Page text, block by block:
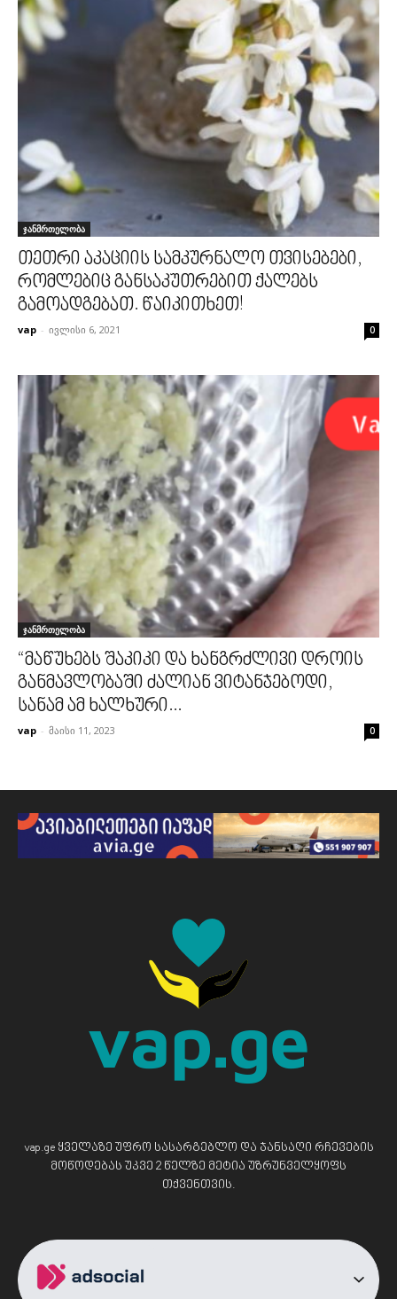
ჯანმრთელობა
თეთრი აკაციის სამკურნალო თვისებები,
რომლებიც განსაკუთრებით ქალებს
გამოადგებათ. წაიკითხეთ!
vap - ივლისი 6, 2021 0
ჯანმრთელობა
“მაწუხებს შაკიკი და ხანგრძლივი დროის
განმავლობაში ძალიან ვიტანჯებოდი,
სანამ ამ ხალხური...
vap - მაისი 11, 2023 0
vap.ge ყველაზე უფრო სასარგებლო და ჯანსაღი რჩევების
მოწოდებას უკვე 2 წელზე მეტია უზრუნველყოფს
თქვენთვის.